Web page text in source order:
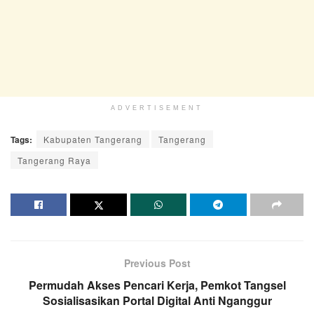
ADVERTISEMENT
Tags: Kabupaten Tangerang
Tangerang
Tangerang Raya
Previous Post
Permudah Akses Pencari Kerja, Pemkot Tangsel
Sosialisasikan Portal Digital Anti Nganggur